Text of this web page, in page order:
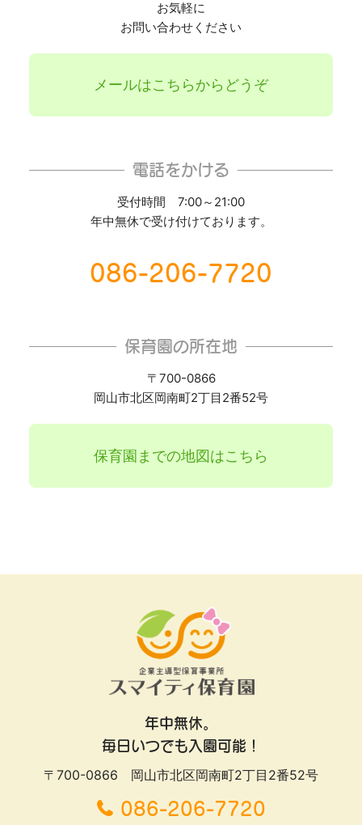
お気軽に
お問い合わせください
メールはこちらからどうぞ
電話をかける
受付時間 7:00～21:00
年中無休で受け付けております。
086-206-7720
保育園の所在地
〒700-0866
岡山市北区岡南町2丁目2番52号
保育園までの地図はこちら
年中無休。
毎日いつでも入園可能！
〒700-0866 岡山市北区岡南町2丁目2番52号
086-206-7720